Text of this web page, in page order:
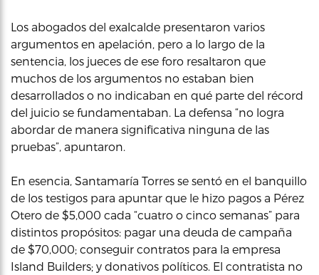
Los abogados del exalcalde presentaron varios
argumentos en apelación, pero a lo largo de la
sentencia, los jueces de ese foro resaltaron que
muchos de los argumentos no estaban bien
desarrollados o no indicaban en qué parte del récord
del juicio se fundamentaban. La defensa “no logra
abordar de manera significativa ninguna de las
pruebas”, apuntaron.
En esencia, Santamaría Torres se sentó en el banquillo
de los testigos para apuntar que le hizo pagos a Pérez
Otero de $5,000 cada “cuatro o cinco semanas” para
distintos propósitos: pagar una deuda de campaña
de $70,000; conseguir contratos para la empresa
Island Builders; y donativos políticos. El contratista no